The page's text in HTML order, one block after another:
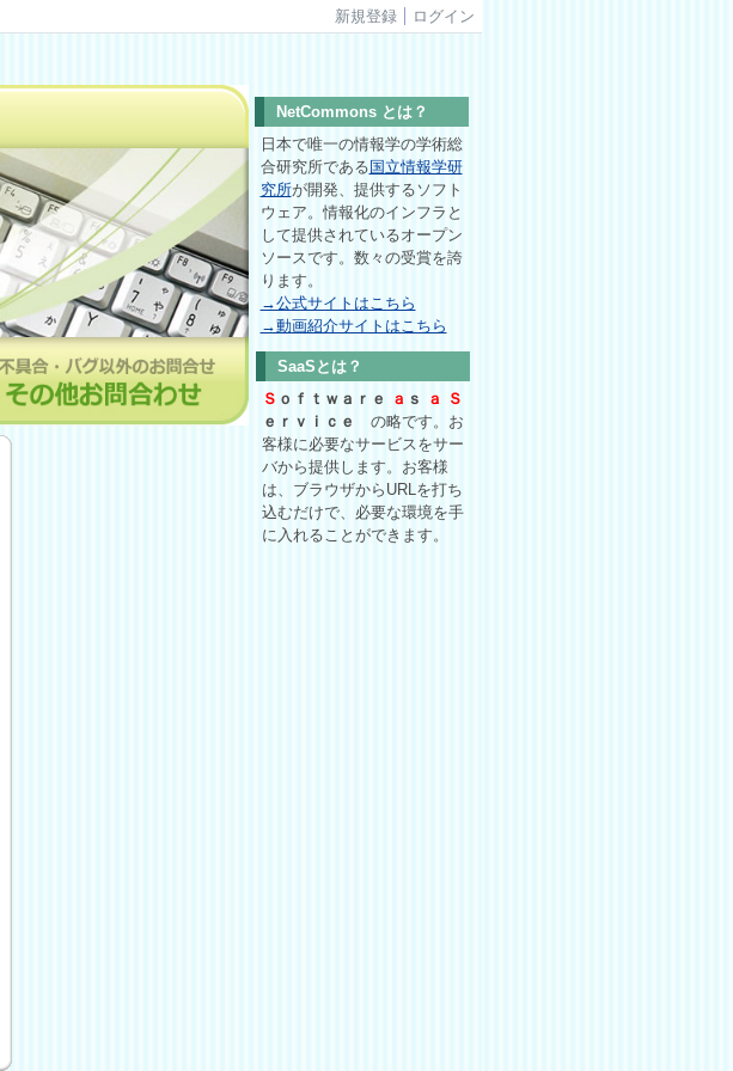
新規登録 ログイン
NetCommons とは？
日本で唯一の情報学の学術総
合研究所である 国立情報学研
究所が開発、提供するソフト
ウェア。情報化のインフラと
して提供されているオープン
ソースです。数々の受賞を誇
ります。
→公式サイトはこちら
→動画紹介サイトはこちら
SaaSとは？
Ｓ ｏｆｔｗａｒｅ ａ ｓ ａ
Ｓ
ｅｒｖｉｃｅ
の略です。お
客様に必要なサービスをサー
バから提供します。お客様
は、ブラウザからURLを打ち
込むだけで、必要な環境を手
に入れることができます。